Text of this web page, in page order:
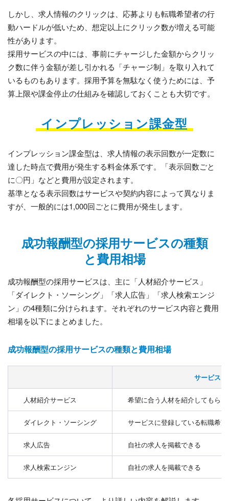
しかし、求人情報のクリックは、応募よりも転職希望者の行
動ハードルが低いため、想定以上にクリック数が増える可能
性があります。
採用サービスの中には、事前にチャージした金額からクリッ
ク数に伴う金額が差し引かれる「チャージ制」を取り入れて
いるものもあります。採用予算を無駄なく使うためには、予
算上限や課金停止の仕組みを確認しておくことも大切です。
インプレッション課金型
インプレッション課金型は、求人情報の表示回数が一定数に
達した時点で費用が発生する料金体系です。「表示回数ごと
に〇円」などと費用が設定されます。
基準となる表示回数はサービスや契約内容によって異なりま
すが、一般的には1,000回ごとに費用が発生します。
成功報酬型の採用サービスの種類
と費用相場
成功報酬型の採用サービスは、主に「人材紹介サービス」
「ダイレクト・ソーシング」「求人広告」「求人検索エンジ
ン」の4種類に分けられます。それぞれのサービス内容と費用
相場を以下にまとめました。
成功報酬型の採用サービスの種類と費用相場
サービス
人材紹介サービス 希望に合う人材を紹介してもら
ダイレクト・ソーシング サービスに登録している転職希
求人広告 自社の求人を掲載できる
求人検索エンジン 自社の求人を掲載できる